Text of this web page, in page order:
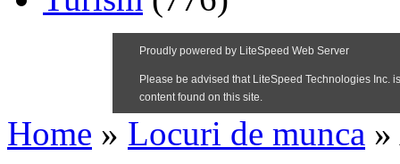
Home » Locuri de munca »